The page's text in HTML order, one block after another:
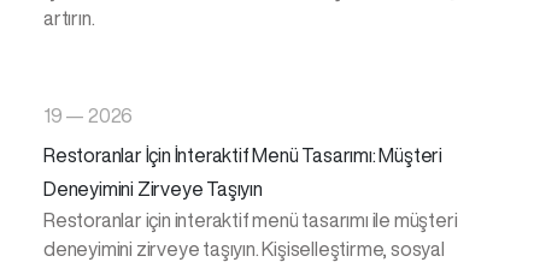
artırın.
19 — 2026
Restoranlar İçin İnteraktif Menü Tasarımı: Müşteri
Deneyimini Zirveye Taşıyın
Restoranlar için interaktif menü tasarımı ile müşteri
deneyimini zirveye taşıyın. Kişiselleştirme, sosyal